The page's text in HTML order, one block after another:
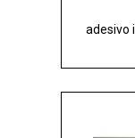
adesivo